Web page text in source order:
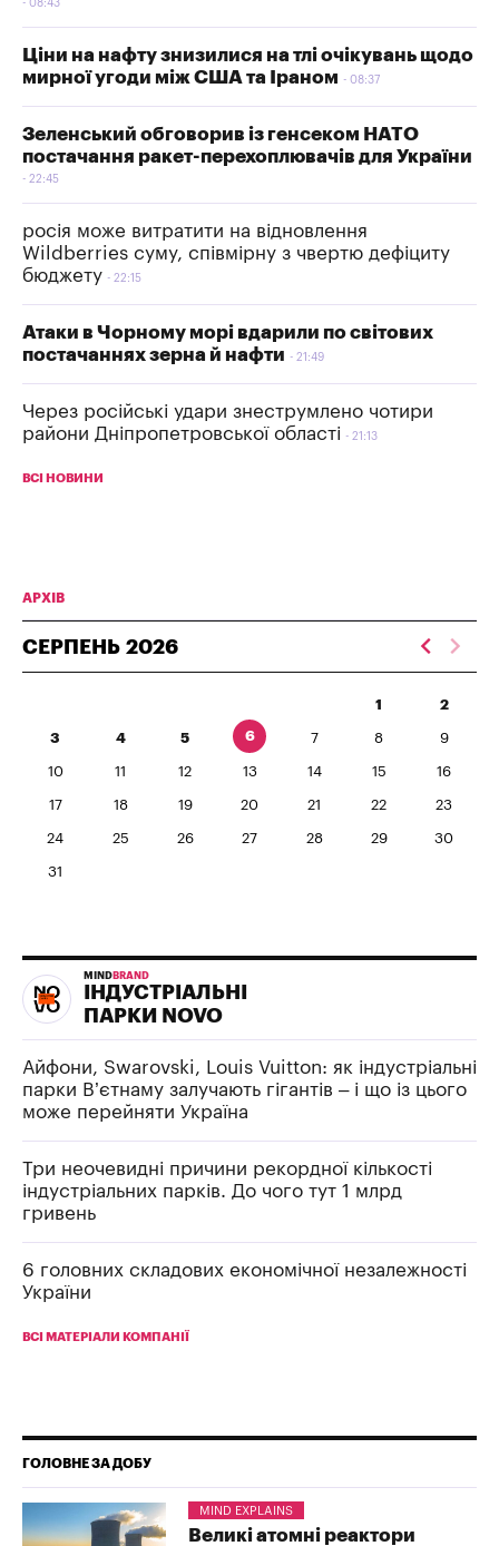
08:43
Ціни на нафту знизилися на тлі очікувань щодо
мирної угоди між США та Іраном
08:37
Зеленський обговорив із генсеком НАТО
постачання ракет-перехоплювачів для України
22:45
росія може витратити на відновлення
Wildberries суму, співмірну з чвертю дефіциту
бюджету
22:15
Атаки в Чорному морі вдарили по світових
постачаннях зерна й нафти
21:49
Через російські удари знеструмлено чотири
райони Дніпропетровської області
21:13
ВСІ НОВИНИ
АРХІВ
СЕРПЕНЬ 2026
1 2
3 4 5 6 7 8 9
10 11 12 13 14 15 16
17 18 19 20 21 22 23
24 25 26 27 28 29 30
31
MIND BRAND
ІНДУСТРІАЛЬНІ
ПАРКИ NOVO
Айфони, Swarovski, Louis Vuitton: як індустріальні
парки В’єтнаму залучають гігантів – і що із цього
може перейняти Україна
Три неочевидні причини рекордної кількості
індустріальних парків. До чого тут 1 млрд
гривень
6 головних складових економічної незалежності
України
ВСІ МАТЕРІАЛИ КОМПАНІЇ
ГОЛОВНЕ ЗА ДОБУ
MIND EXPLAINS
Великі атомні реактори